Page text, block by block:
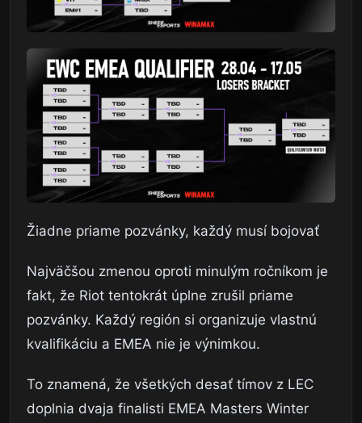
Žiadne priame pozvánky, každý musí bojovať
Najväčšou zmenou oproti minulým ročníkom je
fakt, že Riot tentokrát úplne zrušil priame
pozvánky. Každý región si organizuje vlastnú
kvalifikáciu a EMEA nie je výnimkou.
To znamená, že všetkých desať tímov z LEC
doplnia dvaja finalisti EMEA Masters Winter